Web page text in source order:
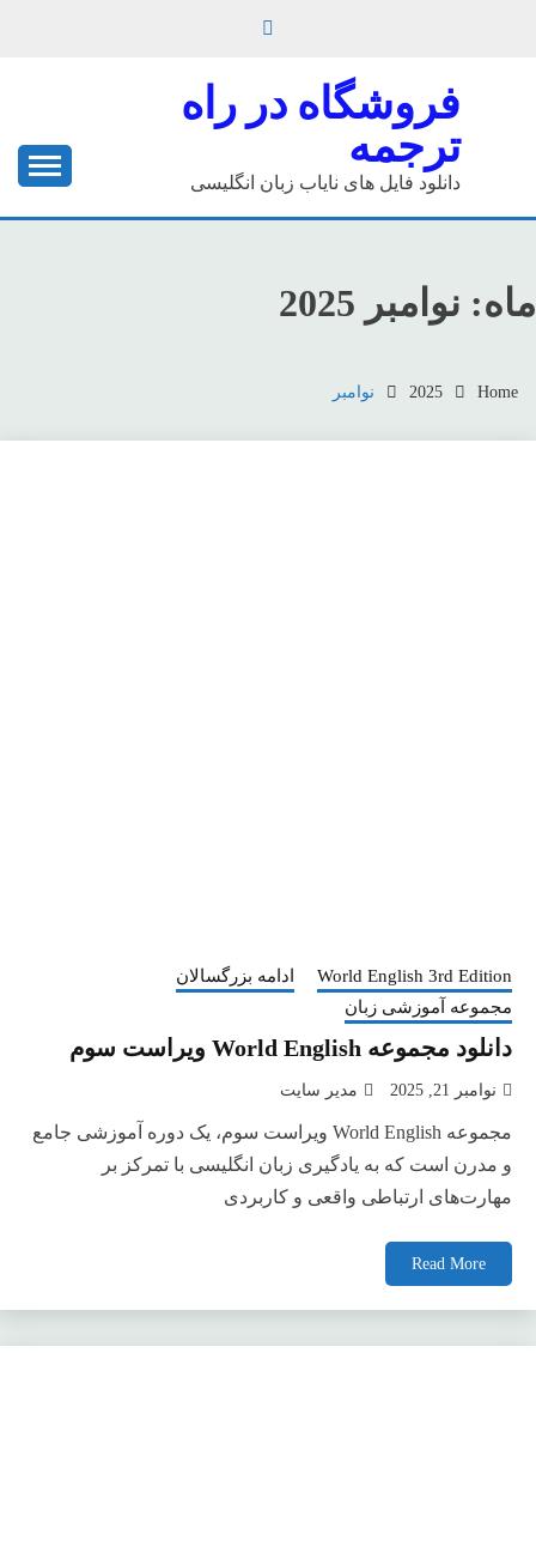
فروشگاه در راه
ترجمه
دانلود فایل های نایاب زبان انگلیسی
ماه: نوامبر 2025
Home
2025 نوامبر
World English 3rd Edition
ادامه بزرگسالان
مجموعه آموزشی زبان
دانلود مجموعه World English ویراست سوم
نوامبر 21, 2025 مدیر سایت
مجموعه World English ویراست سوم، یک دوره آموزشی جامع
و مدرن است که به یادگیری زبان انگلیسی با تمرکز بر
مهارت‌های ارتباطی واقعی و کاربردی
Read More